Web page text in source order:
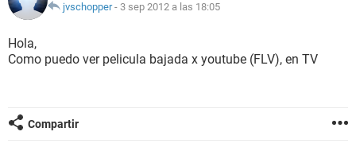
jvschopper- 3 sep 2012 a las 18:05
Hola,
Como puedo ver pelicula bajada x youtube (FLV), en TV
Compartir